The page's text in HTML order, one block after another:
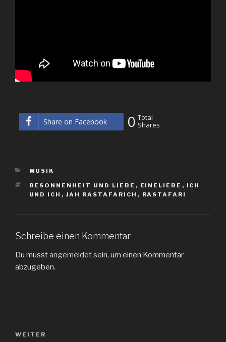
Share on Facebook 0 Total
Shares
KATEGORIEN
MUSIK
SCHLAGWÖRTER
BESONNENHEIT UND LIEBE , EINELIEBE , ICH
UND ICH , JAH RASTAFARICH , RASTAFARI
Schreibe einen Kommentar
Du musstangemeldetsein, um einen Kommentar
abzugeben.
Navigation
Nächster
WEITER